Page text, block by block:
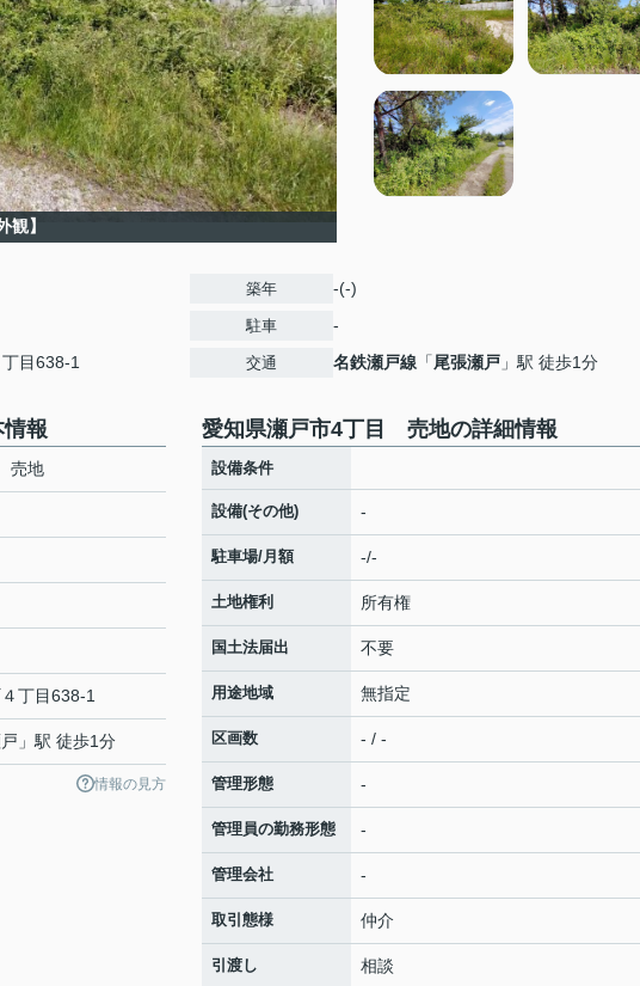
観】
目638-1
築年 -(-)
駐車 -
交通 名鉄瀬戸線 「尾張瀬戸 」駅 徒歩1分
報
売地
４丁目638-1
」駅 徒歩1分
情報の見方
愛知県瀬戸市4丁目 売地の詳細情報
設備条件
設備(その他) -
駐車場/月額 -/-
土地権利 所有権
国土法届出 不要
用途地域 無指定
区画数 - / -
管理形態 -
管理員の勤務形態 -
管理会社 -
取引態様 仲介
引渡し 相談